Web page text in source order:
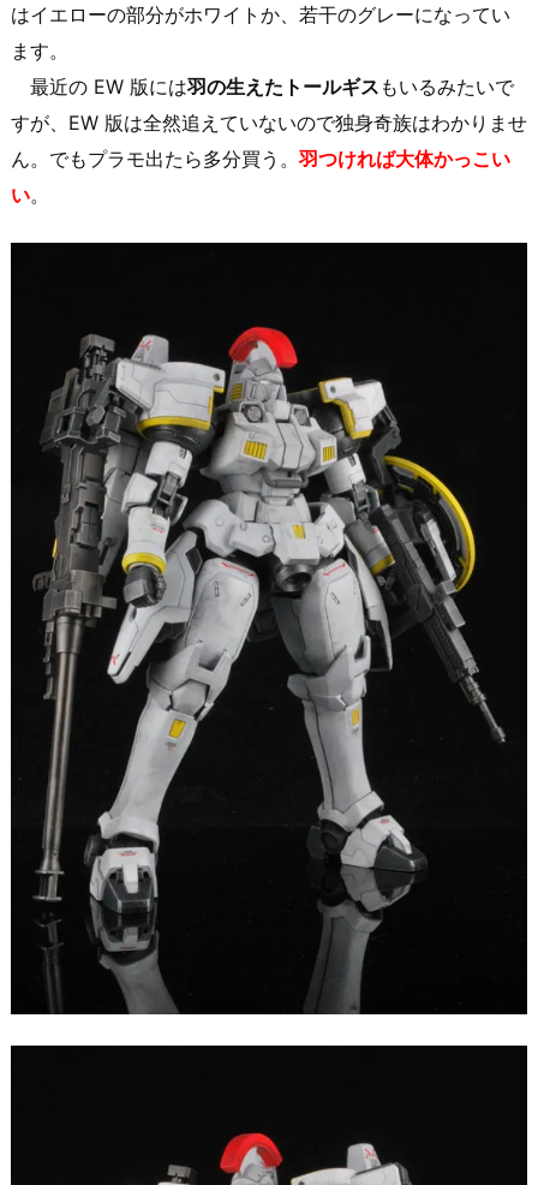
はイエローの部分がホワイトか、若干のグレーになってい
ます。
最近の EW 版には羽の生えたトールギス もいるみたいで
すが、EW 版は全然追えていないので独身奇族はわかりませ
ん。でもプラモ出たら多分買う。 羽つければ大体かっこい
い。